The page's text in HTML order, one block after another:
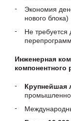
Экономия
нового блока)
Не требуется
Инженерная
Крупнейшая